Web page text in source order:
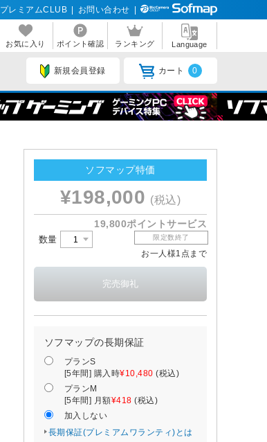
プレミアムCLUB お問い合わせ
お気に入り ポイント確認 ランキング Language
新規会員登録 カート 0
ソフマップ特価
¥198,000 (税込)
19,800ポイントサービス
数量 限定数終了
お一人様1点まで
ソフマップの長期保証
プランS
[5年間] 購入時¥10,480 (税込)
プランM
[5年間] 月額¥418 (税込)
加入しない
長期保証(プレミアムワランティ)とは